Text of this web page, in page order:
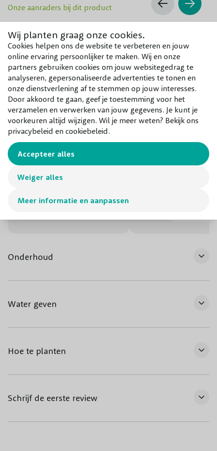
Wij planten graag onze cookies.
Cookies helpen ons de website te verbeteren en jouw
online ervaring persoonlijker te maken. Wij en onze
partners gebruiken cookies om jouw websitegedrag te
analyseren, gepersonaliseerde advertenties te tonen en
onze dienstverlening af te stemmen op jouw interesses.
Door akkoord te gaan, geef je toestemming voor het
verzamelen en verwerken van jouw gegevens. Je kunt je
voorkeuren altijd wijzigen. Wil je meer weten? Bekijk ons
privacybeleid en cookiebeleid.
Meer informatie en aanpassen
Weiger alles
Accepteer alles
terrasplant. Graag staat de exotische plant op een zonnige
en beschutte plek in goed doorlatende grond. De
zonaanbidder is helaas niet volledig winterhard en heeft
daarom – naast een beschutte standplaats en sterk water
doorlatende bodem – in de winter extra bescherming
nodig. Zo komt de Agapanthus africanus toch de winter
door in de volle grond. Wanneer je de Afrikaanse Lelie in
een pot of bloembak hebt staan, laat je deze overwinteren
op een vorstvrije plek.
TIP:De Agapanthus africanus ‘Poppin Purple’ is ook een
geschikte snijbloem. Snijd een paar stengels af voor in een
Voeding
na de bloei meststof voor vaste planten.
Groeisnelheid Snel
Geschikt voor Geschikt voor de tuin en in pot.
Onze aanraders bij dit product
Aanplantgrond (potgrond)
Onderhoud
Water geven
Hoe te planten
Schrijf de eerste review